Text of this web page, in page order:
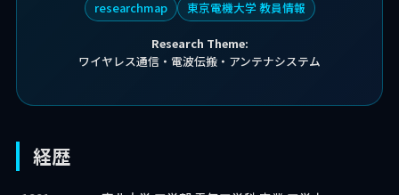
researchmap
東京電機大学 教員情報
Research Theme:
ワイヤレス通信・電波伝搬・アンテナシステム
経歴